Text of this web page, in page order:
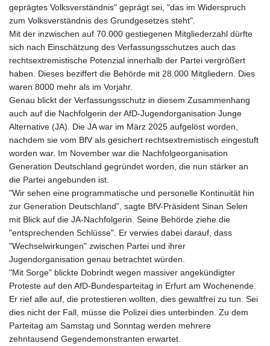
geprägtes Volksverständnis" geprägt sei, "das im Widerspruch
zum Volksverständnis des Grundgesetzes steht".
Mit der inzwischen auf 70.000 gestiegenen Mitgliederzahl dürfte
sich nach Einschätzung des Verfassungsschutzes auch das
rechtsextremistische Potenzial innerhalb der Partei vergrößert
haben. Dieses beziffert die Behörde mit 28.000 Mitgliedern. Dies
waren 8000 mehr als im Vorjahr.
Genau blickt der Verfassungsschutz in diesem Zusammenhang
auch auf die Nachfolgerin der AfD-Jugendorganisation Junge
Alternative (JA). Die JA war im März 2025 aufgelöst worden,
nachdem sie vom BfV als gesichert rechtsextremistisch eingestuft
worden war. Im November war die Nachfolgeorganisation
Generation Deutschland gegründet worden, die nun stärker an
die Partei angebunden ist.
"Wir sehen eine programmatische und personelle Kontinuität hin
zur Generation Deutschland", sagte BfV-Präsident Sinan Selen
mit Blick auf die JA-Nachfolgerin. Seine Behörde ziehe die
"entsprechenden Schlüsse". Er verwies dabei darauf, dass
"Wechselwirkungen" zwischen Partei und ihrer
Jugendorganisation genau betrachtet würden.
"Mit Sorge" blickte Dobrindt wegen massiver angekündigter
Proteste auf den AfD-Bundesparteitag in Erfurt am Wochenende.
Er rief alle auf, die protestieren wollten, dies gewaltfrei zu tun. Sei
dies nicht der Fall, müsse die Polizei dies unterbinden. Zu dem
Parteitag am Samstag und Sonntag werden mehrere
zehntausend Gegendemonstranten erwartet.